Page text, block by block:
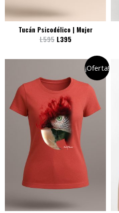
Tucán Psicodélico | Mujer
L595 L395
¡Oferta!